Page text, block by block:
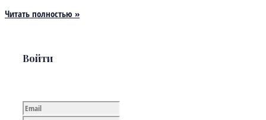
Читать полностью »
Войти